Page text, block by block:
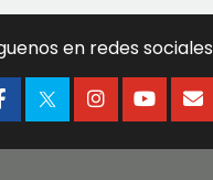
en redes sociales